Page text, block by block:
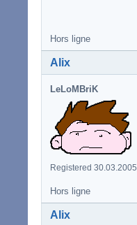
Hors ligne
Alix
LeLoMBriK
Registered 30.03.2005
Hors ligne
Alix